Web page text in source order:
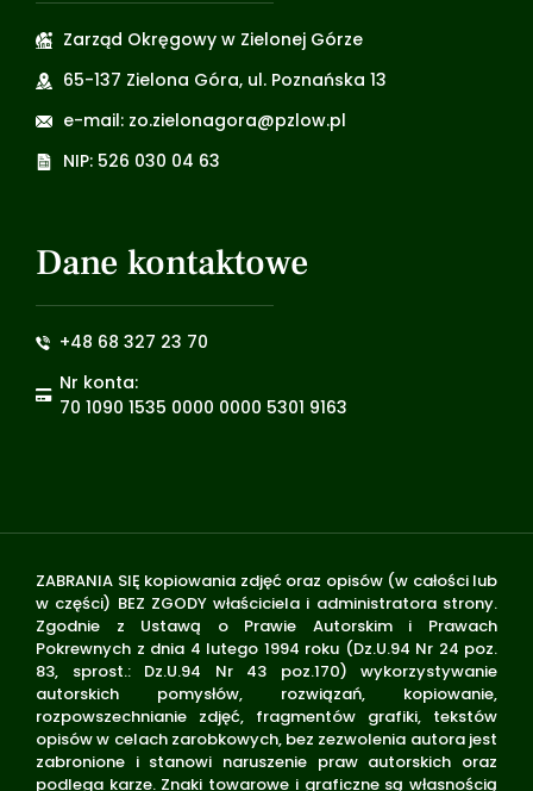
Zarząd Okręgowy w Zielonej Górze
65-137 Zielona Góra, ul. Poznańska 13
e-mail: zo.zielonagora@pzlow.pl
NIP: 526 030 04 63
Dane kontaktowe
+48 68 327 23 70
Nr konta:
70 1090 1535 0000 0000 5301 9163
ZABRANIA SIĘ kopiowania zdjęć oraz opisów (w całości lub
w części) BEZ ZGODY właściciela i administratora strony.
Zgodnie z Ustawą o Prawie Autorskim i Prawach
Pokrewnych z dnia 4 lutego 1994 roku (Dz.U.94 Nr 24 poz.
83, sprost.: Dz.U.94 Nr 43 poz.170) wykorzystywanie
autorskich pomysłów, rozwiązań, kopiowanie,
rozpowszechnianie zdjęć, fragmentów grafiki, tekstów
opisów w celach zarobkowych, bez zezwolenia autora jest
zabronione i stanowi naruszenie praw autorskich oraz
podlega karze. Znaki towarowe i graficzne są własnością